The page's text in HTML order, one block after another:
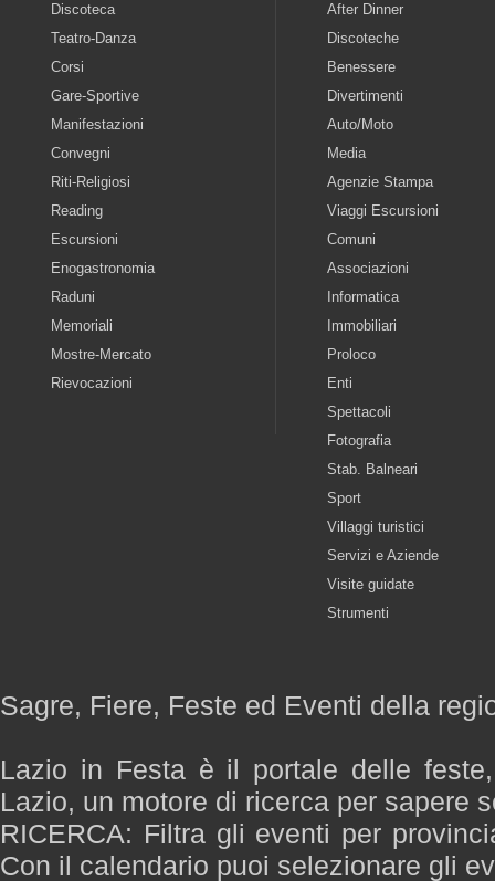
Discoteca
Teatro-Danza
Corsi
Gare-Sportive
Manifestazioni
Convegni
Riti-Religiosi
Reading
Escursioni
Enogastronomia
Raduni
Memoriali
Mostre-Mercato
Rievocazioni
After Dinner
Discoteche
Benessere
Divertimenti
Auto/Moto
Media
Agenzie Stampa
Viaggi Escursioni
Comuni
Associazioni
Informatica
Immobiliari
Proloco
Enti
Spettacoli
Fotografia
Stab. Balneari
Sport
Villaggi turistici
Servizi e Aziende
Visite guidate
Strumenti
Sagre, Fiere, Feste ed Eventi della
Lazio in Festa è il portale delle
Lazio, un motore di ricerca per sapere
RICERCA: Filtra gli eventi per
Con il calendario puoi selezionare gli